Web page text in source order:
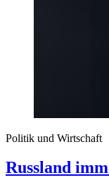
Politik und Wirtschaft
Russland